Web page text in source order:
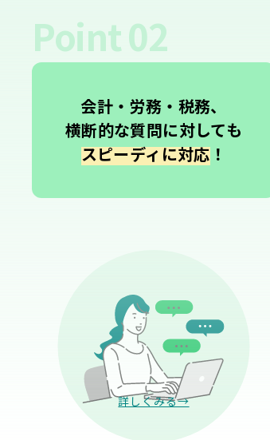
Point02
会計・労務・税務、
横断的な質問に対しても
スピーディに対応！
詳しくみる→